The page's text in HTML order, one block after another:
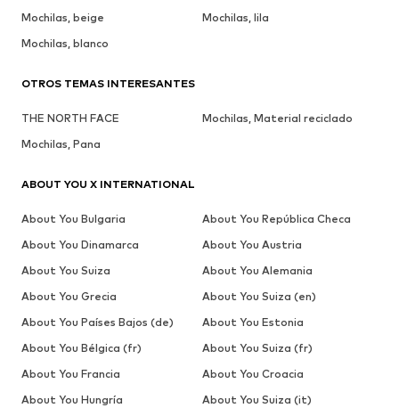
Mochilas, beige
Mochilas, lila
Mochilas, blanco
OTROS TEMAS INTERESANTES
THE NORTH FACE
Mochilas, Material reciclado
Mochilas, Pana
ABOUT YOU X INTERNATIONAL
About You Bulgaria
About You República Checa
About You Dinamarca
About You Austria
About You Suiza
About You Alemania
About You Grecia
About You Suiza (en)
About You Países Bajos (de)
About You Estonia
About You Bélgica (fr)
About You Suiza (fr)
About You Francia
About You Croacia
About You Hungría
About You Suiza (it)